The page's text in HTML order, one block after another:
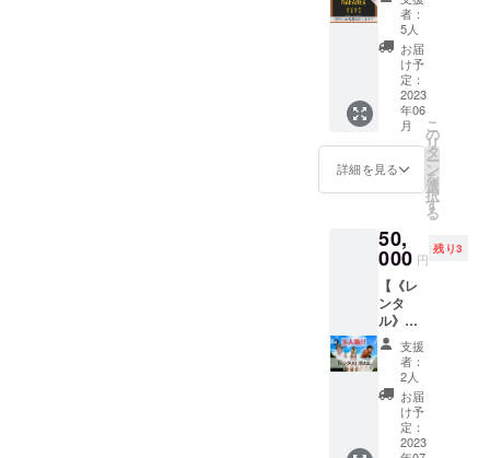
たしま
す。
（１万
円を超
える
ボード
ゲーム
はお断
場合が
ござい
★ご支
援いた
だいた
方が来
店され
ていな
い場合
は、他
のお客
様も遊
ぶこと
ができ
ること
★詳細
はメー
ルにて
調整し
ますの
で、
メール
アドレ
登録を
お願い
す！ ド
リンク
も飲み
放題で
す！ イ
ベント
の詳細
は ・イ
ンスタ
グラム
（@kyo
daibodo
ウェブ
サイト
antecaf
e.com
） ・ツ
イッ
ター
（@kyo
daibodo
ge） に
て随時
発信い
欄にご
記入を
お願い
しま
す。
（特に
希望が
ござい
ません
でした
とご記
入くだ
さ
い。）
犬の散
歩、話
し相
手、セ
ミナー
なんで
もしま
す！
（ご希
のネー
ムプ
レート
を掲載
しま
す！】
◆内容
✓通常
サイズ
の約2倍
のネー
ムプ
を店内
に掲載
いたし
ます！
◆詳細
・企業
様や
サーク
ルのメ
ンバー
を募集
してい
る方に
者：
5人
お届
け予
定：
2023
年06
月
詳細を見る
こ
の
リ
タ
ー
ン
を
選
択
す
る
50,
000 円
残り3
【《レ
ンタ
ル》京
大生３
人】 ◆
内容 ご
希望の
条件に
近い京
大生３
支援
者：
2人
お届
け予
定：
2023